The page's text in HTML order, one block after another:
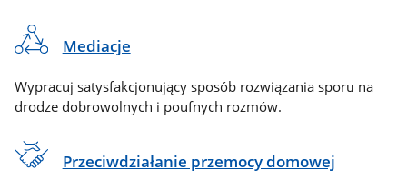
Mediacje
Wypracuj satysfakcjonujący sposób rozwiązania sporu na
drodze dobrowolnych i poufnych rozmów.
Przeciwdziałanie przemocy domowej